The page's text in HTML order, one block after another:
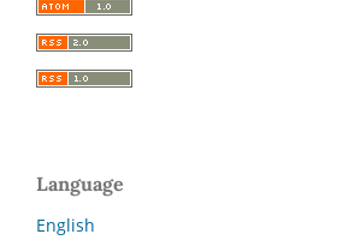
Language
English